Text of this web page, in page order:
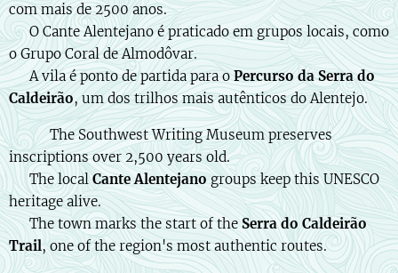
com mais de 2500 anos.
🎶 O Cante Alentejano é praticado em grupos locais, como
o Grupo Coral de Almodôvar.
🌳 A vila é ponto de partida para oPercurso da Serra do
Caldeirão, um dos trilhos mais autênticos do Alentejo.
🇬🇧 📜 The Southwest Writing Museum preserves
inscriptions over 2,500 years old.
🎶 The localCante Alentejano groups keep this UNESCO
heritage alive.
🌳 The town marks the start of the Serra do Caldeirão
Trail, one of the region's most authentic routes.